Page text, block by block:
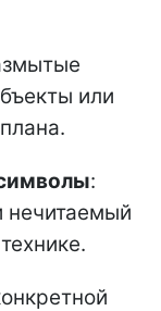
или
:
нечитаемый